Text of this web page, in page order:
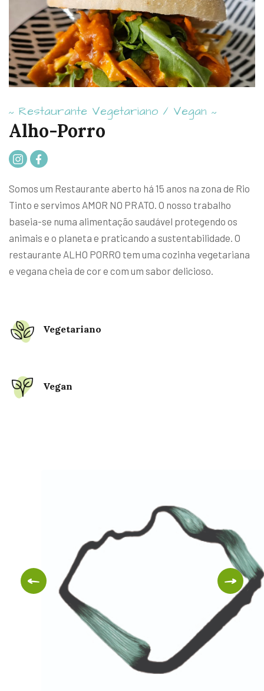
~ Restaurante Vegetariano / Vegan ~
Alho-Porro
Somos um Restaurante aberto há 15 anos na zona de Rio
Tinto e servimos AMOR NO PRATO. O nosso trabalho
baseia-se numa alimentação saudável protegendo os
animais e o planeta e praticando a sustentabilidade. O
restaurante ALHO PORRO tem uma cozinha vegetariana
e vegana cheia de cor e com um sabor delicioso.
Vegetariano
Vegan